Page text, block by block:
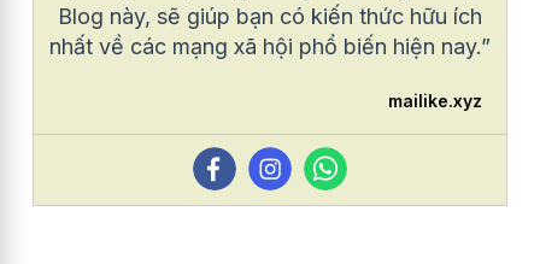
Blog này, sẽ giúp bạn có kiến thức hữu ích
nhất về các mạng xã hội phổ biến hiện nay.”
mailike.xyz